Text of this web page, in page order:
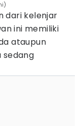
dari kelenjar
ini memiliki
ataupun
sedang